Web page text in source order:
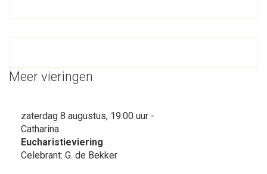
Meer vieringen
zaterdag 8 augustus, 19:00 uur -
Catharina
Eucharistieviering
Celebrant: G. de Bekker